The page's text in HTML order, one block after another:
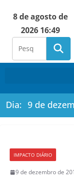
8 de agosto de
2026 16:49
Dia: 9 de
IMPACTO DIÁRIO
9 de dezembro de